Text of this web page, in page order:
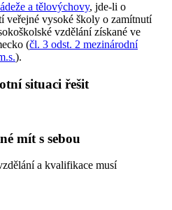
a tělovýchovy, jde-li o
veřejné vysoké školy o zamítnutí
vzdělání získané ve
(čl. 3 odst. 2 mezinárodní
).
situaci řešit
mít s sebou
a kvalifikace musí